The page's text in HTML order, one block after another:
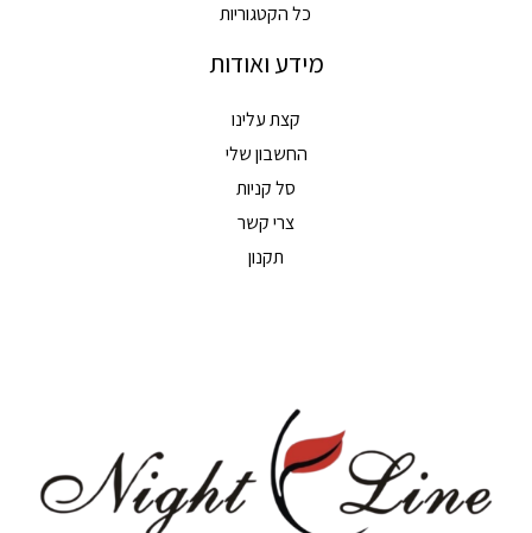
כל הקטגוריות
מידע ואודות
קצת עלינו
החשבון שלי
סל קניות
צרי קשר
תקנון